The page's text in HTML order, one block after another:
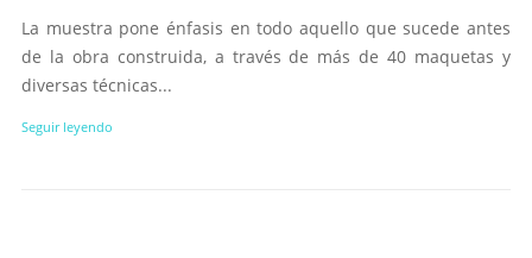
La muestra pone énfasis en todo aquello que sucede antes
de la obra construida, a través de más de 40 maquetas y
diversas técnicas...
Seguir leyendo